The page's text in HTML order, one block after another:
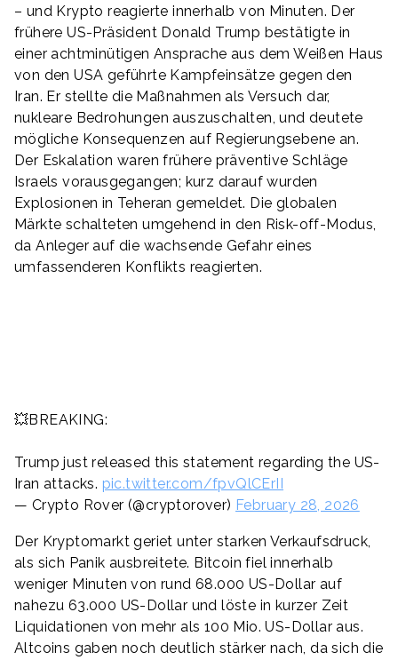
– und Krypto reagierte innerhalb von Minuten. Der
frühere US-Präsident Donald Trump bestätigte in
einer achtminütigen Ansprache aus dem Weißen Haus
von den USA geführte Kampfeinsätze gegen den
Iran. Er stellte die Maßnahmen als Versuch dar,
nukleare Bedrohungen auszuschalten, und deutete
mögliche Konsequenzen auf Regierungsebene an.
Der Eskalation waren frühere präventive Schläge
Israels vorausgegangen; kurz darauf wurden
Explosionen in Teheran gemeldet. Die globalen
Märkte schalteten umgehend in den Risk-off-Modus,
da Anleger auf die wachsende Gefahr eines
umfassenderen Konflikts reagierten.
💥BREAKING:
Trump just released this statement regarding the US-
Iran attacks. pic.twitter.com/fpvQlCErII
— Crypto Rover (@cryptorover) February 28, 2026
Der Kryptomarkt geriet unter starken Verkaufsdruck,
als sich Panik ausbreitete. Bitcoin fiel innerhalb
weniger Minuten von rund 68.000 US-Dollar auf
nahezu 63.000 US-Dollar und löste in kurzer Zeit
Liquidationen von mehr als 100 Mio. US-Dollar aus.
Altcoins gaben noch deutlich stärker nach, da sich die